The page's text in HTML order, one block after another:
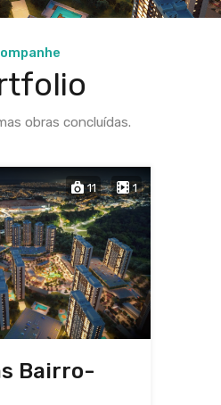
obras concluídas.
11 1
Bairro-